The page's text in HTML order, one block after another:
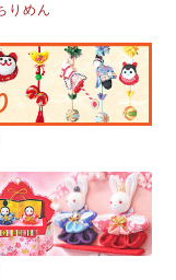
りめん